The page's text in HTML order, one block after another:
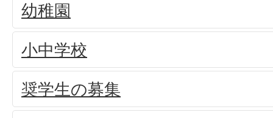
幼稚園
小中学校
奨学生の募集